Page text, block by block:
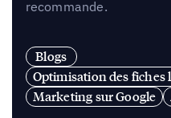
recommande.
Blogs
Optimisation des fiches
Marketing sur Google